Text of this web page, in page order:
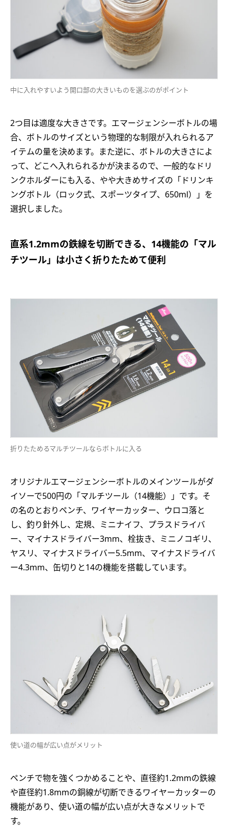
中に入れやすいよう開口部の大きいものを選ぶのがポイント
2つ目は適度な大きさです。エマージェンシーボトルの場
合、ボトルのサイズという物理的な制限が入れられるア
イテムの量を決めます。また逆に、ボトルの大きさによ
って、どこへ入れられるかが決まるので、一般的なドリ
ンクホルダーにも入る、やや大きめサイズの「ドリンキ
ングボトル（ロック式、スポーツタイプ、650ml）」を
選択しました。
直系1.2mmの鉄線を切断できる、14機能の「マル
チツール」は小さく折りたためて便利
折りたためるマルチツールならボトルに入る
オリジナルエマージェンシーボトルのメインツールがダ
イソーで500円の「マルチツール（14機能）」です。そ
の名のとおりペンチ、ワイヤーカッター、ウロコ落と
し、釣り針外し、定規、ミニナイフ、プラスドライバ
ー、マイナスドライバー3mm、栓抜き、ミニノコギリ、
ヤスリ、マイナスドライバー5.5mm、マイナスドライバ
ー4.3mm、缶切りと14の機能を搭載しています。
使い道の幅が広い点がメリット
ペンチで物を強くつかめることや、直径約1.2mmの鉄線
や直径約1.8mmの銅線が切断できるワイヤーカッターの
機能があり、使い道の幅が広い点が大きなメリットで
す。